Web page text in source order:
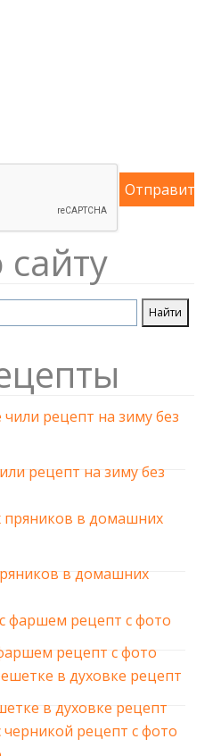
рецепт на зиму без
в домашних
рецепт с фото
в духовке рецепт